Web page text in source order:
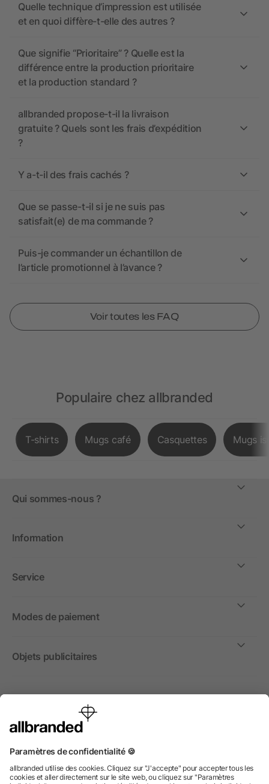
Quelle technique d’impression est utilisée
et en quoi diffère-t-elle des autres ?
Que signifie “Prioritaire” ? Quelle est la
différence entre la production prioritaire
et la production standard ?
allbranded propose-t-il la livraison
gratuite ? Quels sont les frais d’expédition
?
Y a-t-il des frais cachés ?
Que se passe-t-il si je ne suis pas
satisfait(e) de ma commande ?
Puis-je commander un échantillon de
l’article promotionnel à l’avance ?
Voir toutes les FAQ
Populaire chez allbranded
T-shirts Mugs café Casquettes Mugs
Qui sommes-nous ?
Information
Service
Modes de paiement
Objets publicitaires
International